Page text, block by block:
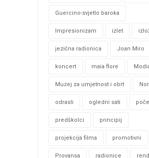
Guercino-svjetlo baroka
Impresionizam izlet
jezična radionica Joan Miro
koncert maia flore
Muzej za umjetnost i obrt
odrasli ogledni sati
predškolci principij
projekcija filma promotivni
Provansa radionice